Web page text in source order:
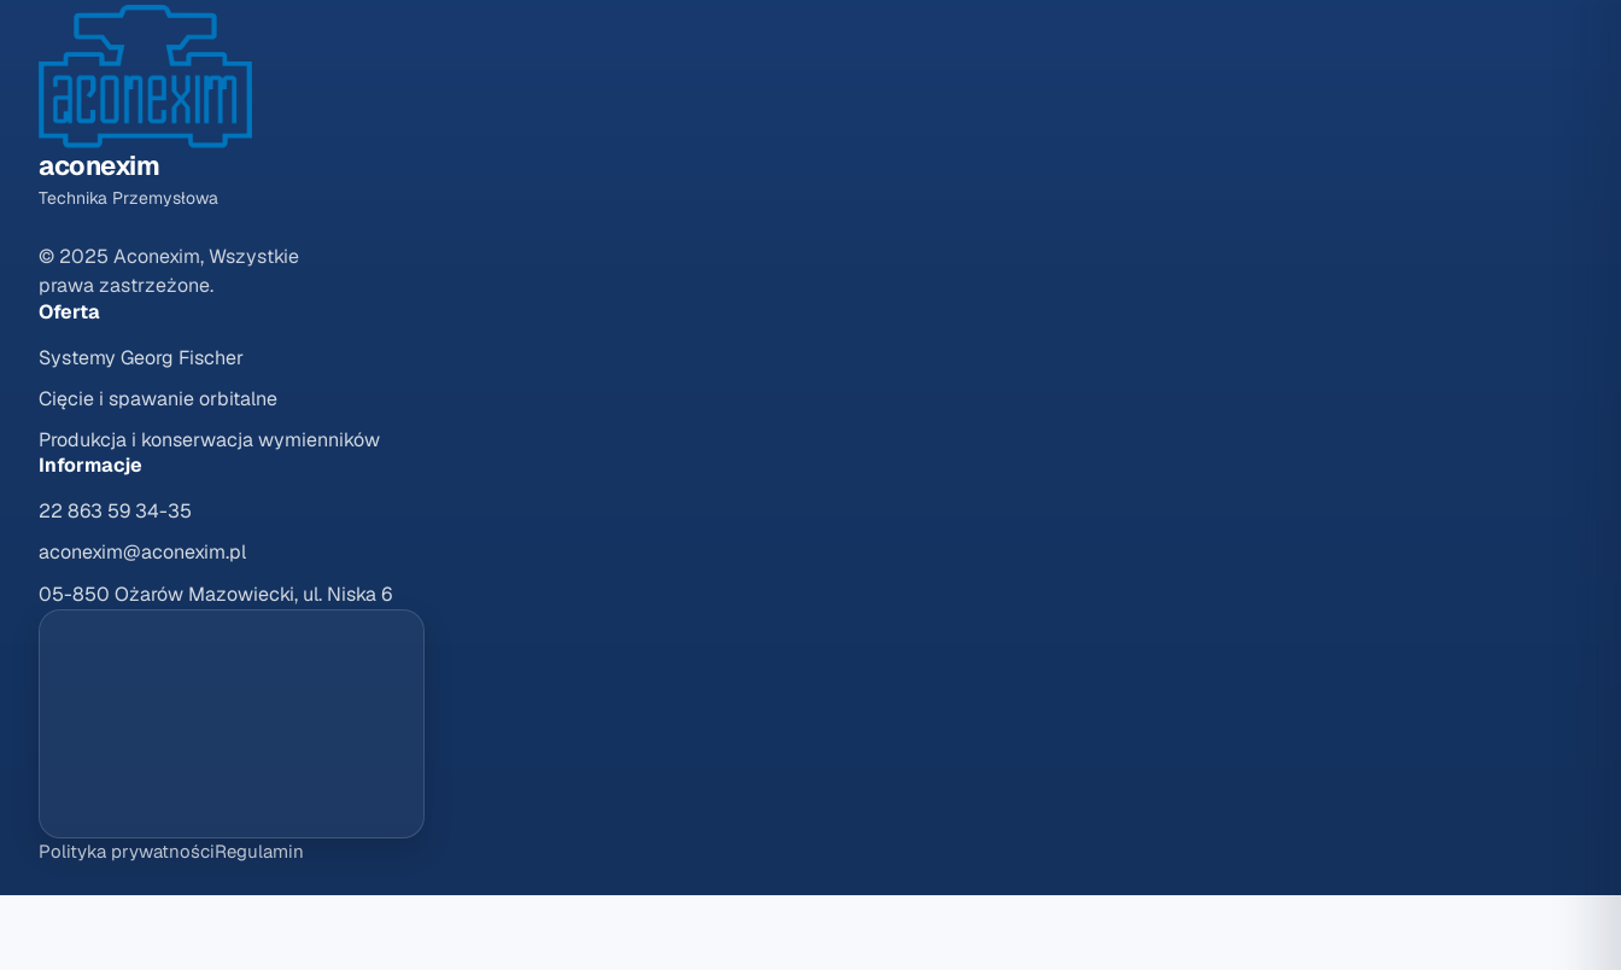
aconexim
Technika Przemysłowa
© 2025 Aconexim, Wszystkie
prawa zastrzeżone.
Oferta
Systemy Georg Fischer
Cięcie i spawanie orbitalne
Produkcja i konserwacja wymienników
Informacje
22 863 59 34-35
aconexim@aconexim.pl
05-850 Ożarów Mazowiecki, ul. Niska 6
Polityka prywatnościRegulamin